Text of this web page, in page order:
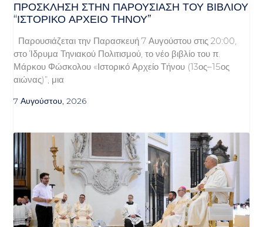
ΠΡΌΣΚΛΗΣΗ ΣΤΗΝ ΠΑΡΟΥΣΊΑΣΗ ΤΟΥ ΒΙΒΛΊΟΥ
“ΙΣΤΟΡΙΚΌ ΑΡΧΕΊΟ ΤΉΝΟΥ”
Παρουσιάζεται την Παρασκευή 7 Αυγούστου στις 20:00,
στο Ίδρυμα Τηνιακού Πολιτισμού, το νέο βιβλίο του π.
Μάρκου Φώσκολου «Ιστορικό Αρχείο Τήνου (13ος–15ος
αιώνας)”, μια
7 Αυγούστου, 2026